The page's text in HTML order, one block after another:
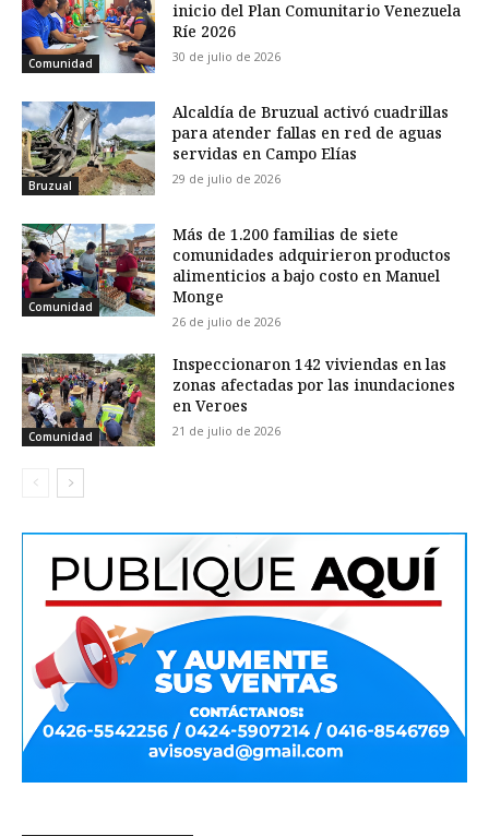
Comunidad
inicio del Plan Comunitario Venezuela
Ríe 2026
30 de julio de 2026
Bruzual
Alcaldía de Bruzual activó cuadrillas
para atender fallas en red de aguas
servidas en Campo Elías
29 de julio de 2026
Comunidad
Más de 1.200 familias de siete
comunidades adquirieron productos
alimenticios a bajo costo en Manuel
Monge
26 de julio de 2026
Comunidad
Inspeccionaron 142 viviendas en las
zonas afectadas por las inundaciones
en Veroes
21 de julio de 2026